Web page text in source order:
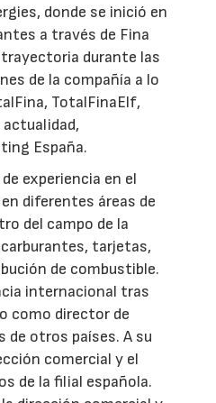
donde se inició en
a través de Fina
durante las
de la compañía a lo
TotalFinaElf,
actualidad,
España.
experiencia en el
diferentes áreas de
del campo de la
tarjetas,
de combustible.
internacional tras
como director de
de otros países. A su
comercial y el
de la filial española.